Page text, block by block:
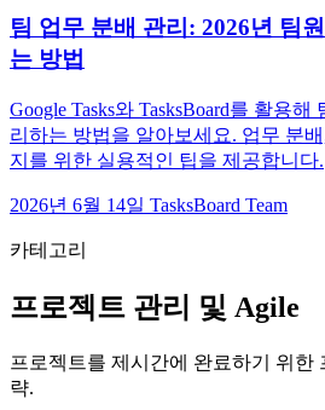
팀 업무 분배 관리: 2026년 팀
는 방법
Google Tasks와 TasksBoard를 활용
리하는 방법을 알아보세요. 업무 분
지를 위한 실용적인 팁을 제공합니다.
2026년 6월 14일 TasksBoard Team
카테고리
프로젝트 관리 및 Agile
프로젝트를 제시간에 완료하기 위한
략.